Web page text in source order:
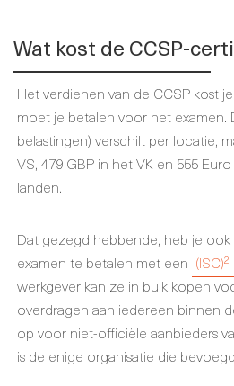
Wat kost de CCSP-
Het verdienen van de CCSP kost
moet je betalen voor het examen.
belastingen) verschilt per locatie,
VS, 479 GBP in het VK en 555
landen.
Dat gezegd hebbende, heb je
examen te betalen met een
werkgever kan ze in bulk kopen
overdragen aan iedereen binnen
op voor niet-officiële aanbieders
is de enige organisatie die